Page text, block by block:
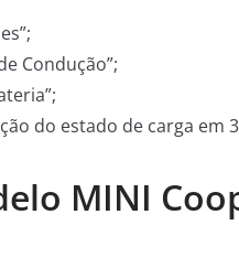
Condução”;
do estado de carga em
MINI